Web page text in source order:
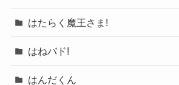
はたらく魔王さま!
はねバド!
はんだくん